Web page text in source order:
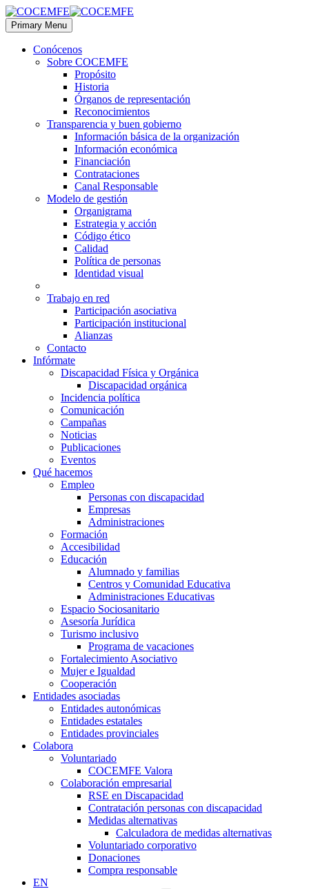
Primary Menu
Conócenos
Sobre COCEMFE
Propósito
Historia
Órganos de representación
Reconocimientos
Transparencia y buen gobierno
Información básica de la organización
Información económica
Financiación
Contrataciones
Canal Responsable
Modelo de gestión
Organigrama
Estrategia y acción
Código ético
Calidad
Política de personas
Identidad visual
Trabajo en red
Participación asociativa
Participación institucional
Alianzas
Contacto
Infórmate
Discapacidad Física y Orgánica
Discapacidad orgánica
Incidencia política
Comunicación
Campañas
Noticias
Publicaciones
Eventos
Qué hacemos
Empleo
Personas con discapacidad
Empresas
Administraciones
Formación
Accesibilidad
Educación
Alumnado y familias
Centros y Comunidad Educativa
Administraciones Educativas
Espacio Sociosanitario
Asesoría Jurídica
Turismo inclusivo
Programa de vacaciones
Fortalecimiento Asociativo
Mujer e Igualdad
Cooperación
Entidades asociadas
Entidades autonómicas
Entidades estatales
Entidades provinciales
Colabora
Voluntariado
COCEMFE Valora
Colaboración empresarial
RSE en Discapacidad
Contratación personas con discapacidad
Medidas alternativas
Calculadora de medidas alternativas
Voluntariado corporativo
Donaciones
Compra responsable
EN